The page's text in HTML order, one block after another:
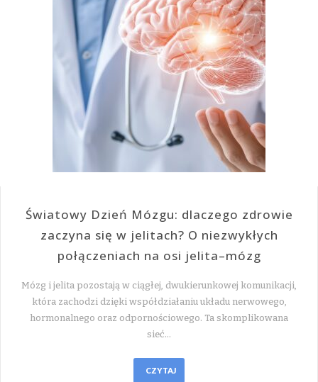
Światowy Dzień Mózgu: dlaczego zdrowie
zaczyna się w jelitach? O niezwykłych
połączeniach na osi jelita–mózg
Mózg i jelita pozostają w ciągłej, dwukierunkowej komunikacji,
która zachodzi dzięki współdziałaniu układu nerwowego,
hormonalnego oraz odpornościowego. Ta skomplikowana
sieć…
CZYTAJ